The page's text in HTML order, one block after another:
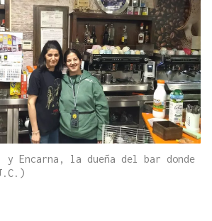
y Encarna, la dueña del bar donde